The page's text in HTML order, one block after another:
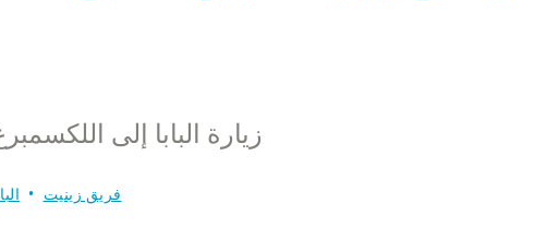
زيارة البابا إلى اللكسمبرغ وبلجيكا
فريق زينيت